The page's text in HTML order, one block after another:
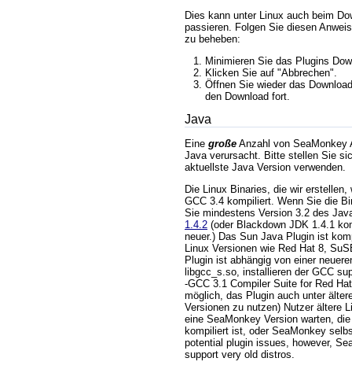
Dies kann unter Linux auch beim
passieren. Folgen Sie diesen
zu beheben:
Minimieren Sie das Plugins
Klicken Sie auf "Abbrechen".
Öffnen Sie wieder das
den Download fort.
Java
Eine große Anzahl von SeaMonkey
Java verursacht. Bitte stellen Sie
aktuellste Java Version verwenden.
Die Linux Binaries, die wir erstellen,
GCC 3.4 kompiliert. Wenn Sie die
Sie mindestens Version 3.2 des
1.4.2 (oder Blackdown JDK 1.4.1
neuer.) Das Sun Java Plugin ist
Linux Versionen wie Red Hat 8,
Plugin ist abhängig von einer
libgcc_s.so, installieren der GCC
-GCC 3.1 Compiler Suite for Red
möglich, das Plugin auch unter
Versionen zu nutzen) Nutzer ältere
eine SeaMonkey Version warten,
kompiliert ist, oder SeaMonkey
potential plugin issues, however,
support very old distros.